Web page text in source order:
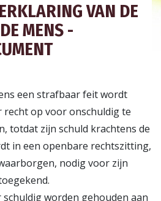
VAN DE
MENS -
een strafbaar feit wordt
recht op voor onschuldig te
totdat zijn schuld krachtens de
in een openbare rechtszitting,
nodig voor zijn
schuldig worden gehouden aan